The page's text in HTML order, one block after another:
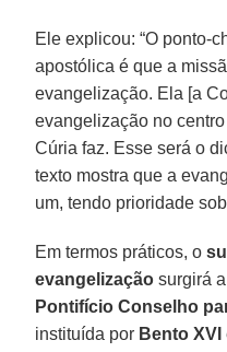
Ele explicou: “O ponto-
apostólica é que a
evangelização. Ela [a
evangelização no
Cúria faz. Esse será o
texto mostra que a
um, tendo prioridade
Em termos práticos, o
evangelização surgirá
Pontifício Conselho
instituída por Bento XVI